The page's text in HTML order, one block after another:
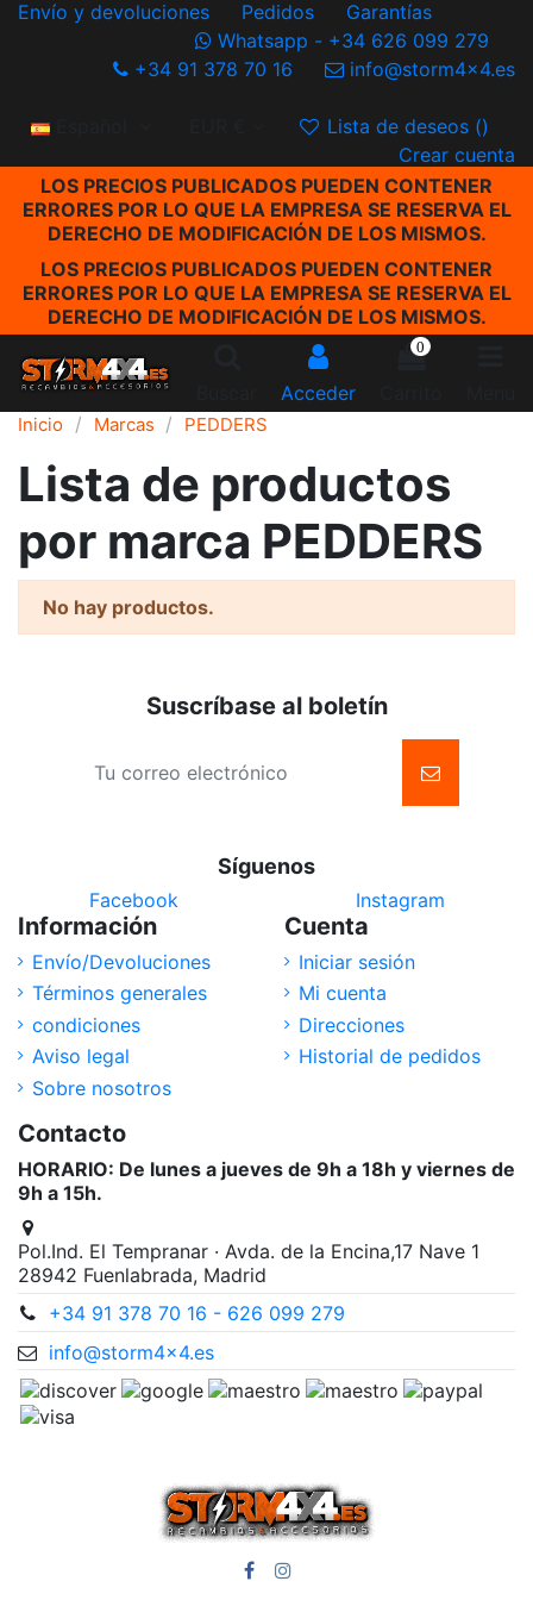
Envío y devoluciones Pedidos
Garantías
Whatsapp - +34 626 099 279
+34 91 378 70 16
info@storm4x4.es
Español Lista de deseos ()
Crear cuenta
LOS PRECIOS PUBLICADOS PUEDEN CONTENER
ERRORES POR LO QUE LA EMPRESA SE RESERVA EL
DERECHO DE MODIFICACIÓN DE LOS MISMOS.
LOS PRECIOS PUBLICADOS PUEDEN CONTENER
ERRORES POR LO QUE LA EMPRESA SE RESERVA EL
DERECHO DE MODIFICACIÓN DE LOS MISMOS.
Acceder
0
Inicio Marcas PEDDERS
Lista de productos
por marca PEDDERS
No hay productos.
Suscríbase al boletín
Síguenos
Facebook Instagram
Información
Envío/Devoluciones
Términos generales
condiciones
Aviso legal
Sobre nosotros
Cuenta
Iniciar sesión
Mi cuenta
Direcciones
Historial de pedidos
Contacto
HORARIO: De lunes a jueves de 9h a 18h y viernes de
9h a 15h.
Pol.Ind. El Tempranar · Avda. de la Encina,17 Nave 1
28942 Fuenlabrada, Madrid
+34 91 378 70 16 - 626 099 279
info@storm4x4.es